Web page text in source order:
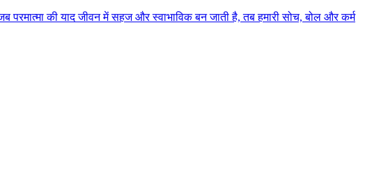
परमात्मा की याद जीवन में सहज और स्वाभाविक बन जाती है, तब हमारी सोच, बोल और कर्म